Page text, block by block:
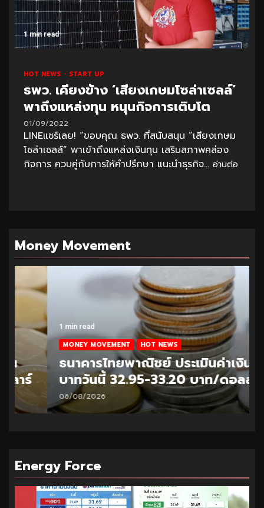
1 min read
HOT NEWS START UP
ธพว. เคียงข้าง ‘เสียงเกษมโซล่าเซลล์’
พาถึงแหล่งทุน หนุนกิจการเติบโต
01/09/2022
LINEแชร์เลย! “ขอบคุณ ธพว. ที่สนับสนุน “เสียงเกษม
โซล่าเซลล์” พาเข้าถึงแหล่งเงินทุน เสริมสภาพคล่อง
กิจการ ควบคู่กับการให้คำปรึกษา แนะนำธุรกิจ... อ่านต่อ
Money Movement
1 min read
MONEY MOVEMENT HOT NEWS
ธนาคารไทยพาณิชย์ ประเมินค่าเงิน
บาทวันนี้ 32.95-33.20 บาท/ดอลลาร์
06/08/2026
Energy Force